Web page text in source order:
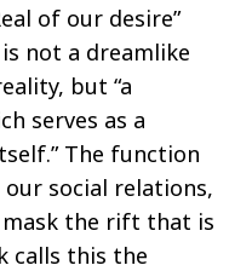
of our desire”
is not a dreamlike
but “a
serves as a
The function
social relations,
the rift that is
calls this the